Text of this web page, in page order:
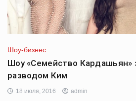
Шоу-бизнес
Шоу «Семейство Кардашьян»
разводом Ким
18 июля, 2016 admin